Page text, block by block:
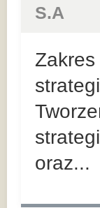
S.A
oraz...